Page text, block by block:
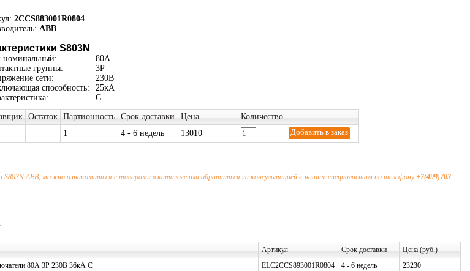
2CCS883001R0804
ABB
S803N
номинальный:
80А
группы:
3P
сети:
230В
способность:
25кА
C
Остаток Партионность Срок доставки Цена
Количество
1 4 - 6 недель 13010
S803N ABB, можно ознакомиться с товарами в каталоге или обратиться за консультацией к нашим специалистам по телефону+7(499)703-
Артикул Срок доставки
Цена (руб.)
80А 3P 230В 36кА C ELC2CCS893001R0804 4 - 6 недель
23230